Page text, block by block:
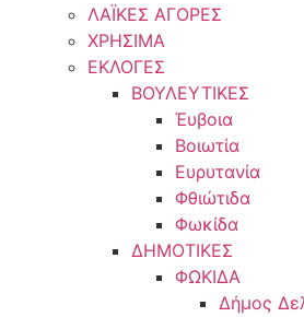
ΛΑΪΚΕΣ ΑΓΟΡΕΣ
ΧΡΗΣΙΜΑ
ΕΚΛΟΓΕΣ
ΒΟΥΛΕΥΤΙΚΕΣ
Έυβοια
Βοιωτία
Ευρυτανία
Φθιώτιδα
Φωκίδα
ΔΗΜΟΤΙΚΕΣ
ΦΩΚΙΔΑ
Δήμος